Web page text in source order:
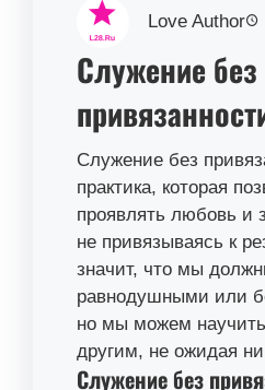
Love Author
Служение без
Служение без
практика, которая
проявлять любовь и
не привязываясь к
значит, что мы
равнодушными или
но мы можем
другим, не ожидая
Служение без